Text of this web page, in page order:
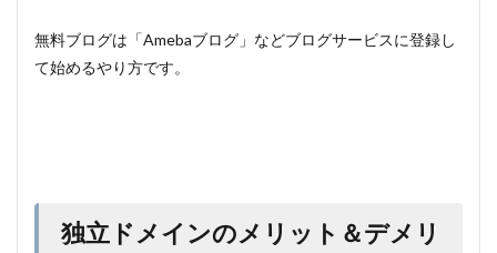
無料ブログは「Amebaブログ」などブログサービスに登録し
て始めるやり方です。
独立ドメインのメリット＆デメリ